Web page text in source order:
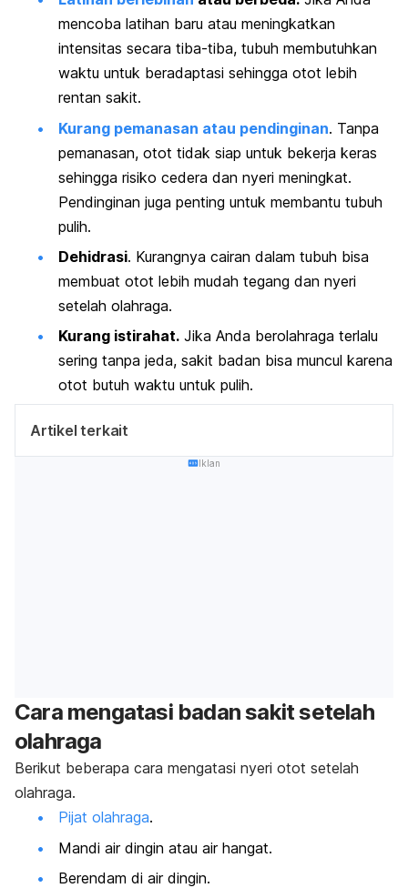
mencoba latihan baru atau meningkatkan
intensitas secara tiba-tiba, tubuh membutuhkan
waktu untuk beradaptasi sehingga otot lebih
rentan sakit.
Kurang pemanasan atau pendinginan. Tanpa
pemanasan, otot tidak siap untuk bekerja keras
sehingga risiko cedera dan nyeri meningkat.
Pendinginan juga penting untuk membantu tubuh
pulih.
Dehidrasi. Kurangnya cairan dalam tubuh bisa
membuat otot lebih mudah tegang dan nyeri
setelah olahraga.
Kurang istirahat. Jika Anda berolahraga terlalu
sering tanpa jeda, sakit badan bisa muncul karena
otot butuh waktu untuk pulih.
Artikel terkait
Iklan
Cara mengatasi badan sakit setelah
olahraga
Berikut beberapa cara mengatasi nyeri otot setelah
olahraga.
Pijat olahraga.
Mandi air dingin atau air hangat.
Berendam di air dingin.